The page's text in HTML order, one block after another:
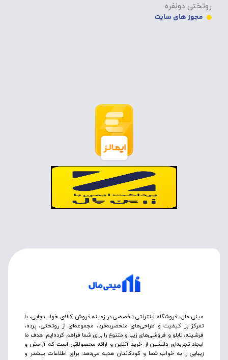
روتختی دونفره
مجوز های سایت
مینی مال، فروشگاه اینترنتی تخصصی در زمینه فروش کالای خواب چاپی، با
تمرکز بر کیفیت و طراحی‌های منحصربه‌فرد، مجموعه‌ای از روتختی‌، پرده،
فرشینه، تابلو و فروشی‌های زیبا و متنوع را برای شما فراهم کرده‌ایم. هدف ما
ایجاد تجربه‌ای دلنشین از خرید آنلاین و ارائه محصولاتی است که آرامش و
زیبایی را به خواب شما و کودکانتان هدیه می‌دهد. برای اطلاعات بیشتر و